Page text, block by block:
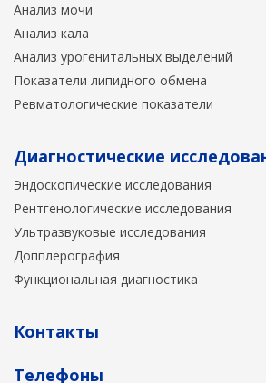
Анализ мочи
Анализ кала
Анализ урогенитальных выделений
Показатели липидного обмена
Ревматологические показатели
Диагностические
Эндоскопические исследования
Рентгенологические исследования
Ультразвуковые исследования
Допплерография
Функциональная диагностика
Контакты
Телефоны